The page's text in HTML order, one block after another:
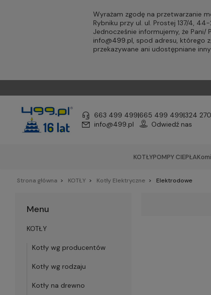
Wyrażam zgodę na przetwarzanie
Rybniku przy ul. ul. Prostej 137/4,
Jednocześnie informujemy, że
info@499.pl, spod adresu, którego
przekazywane ani udostępniane
663 499 499|665 499 499|324
info@499.pl
Odwiedź nas
KOTŁYPOMPY CIEPŁA
Strona główna KOTŁY Kotły Elektryczne Elektrodowe
Menu
KOTŁY
Kotły wg producentów
Kotły wg rodzaju
Kotły na drewno